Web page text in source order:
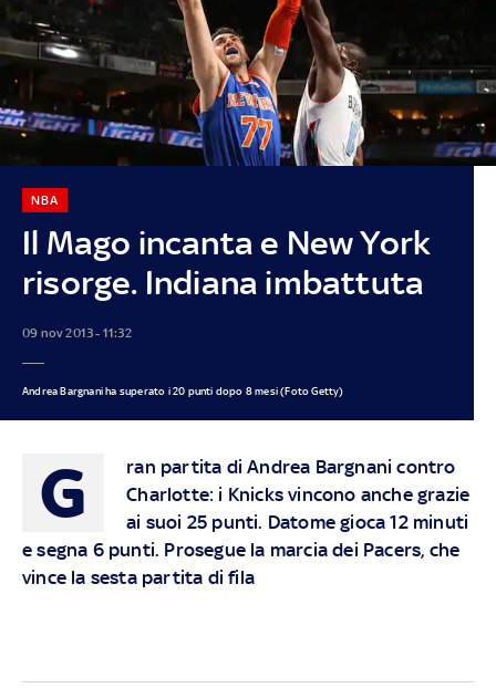
Il Mago incanta e New York
risorge. Indiana imbattuta
NBA
09 nov 2013 - 11:32
Andrea Bargnani ha superato i 20 punti dopo 8 mesi (Foto Getty)
G
ran partita di Andrea Bargnani contro
Charlotte: i Knicks vincono anche grazie
ai suoi 25 punti. Datome gioca 12 minuti
e segna 6 punti. Prosegue la marcia dei Pacers, che
vince la sesta partita di fila